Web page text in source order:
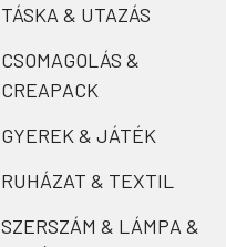
TÁSKA & UTAZÁS
CSOMAGOLÁS &
CREAPACK
GYEREK & JÁTÉK
RUHÁZAT & TEXTIL
SZERSZÁM & LÁMPA &